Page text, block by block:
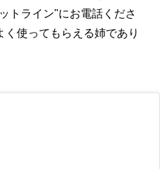
トライン"にお電話くださ
使ってもらえる姉であり